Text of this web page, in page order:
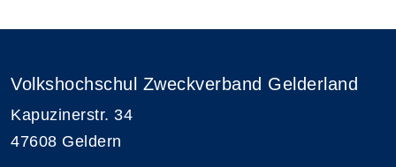
Volkshochschul Zweckverband Gelderland
Kapuzinerstr. 34
47608 Geldern